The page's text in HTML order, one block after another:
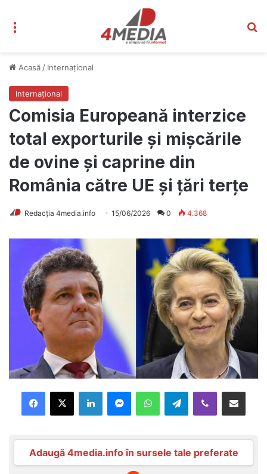
Acasă / Internațional
Internațional
Comisia Europeană interzice
total exporturile și mișcările
de ovine și caprine din
România către UE și țări terțe
Redacția 4media.info 15/06/2026 0 4.368
Facebook
X LinkedInMessengerWhatsAppTelegramViber Distribuie prin mail
Adaugă 4media.info în sursele tale preferate